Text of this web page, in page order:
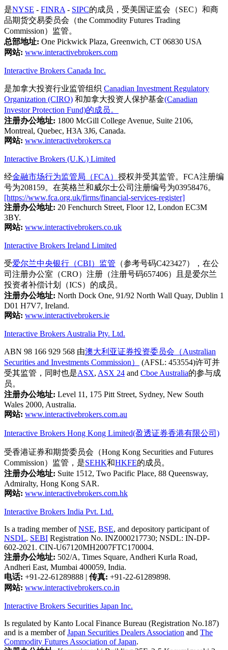
是NYSE - FINRA - SIPC的成员，受美国证监会（SEC）和商
品期货交易委员会（the Commodity Futures Trading
Commission）监管。
总部地址: One Pickwick Plaza, Greenwich, CT 06830 USA
网站: www.interactivebrokers.com
Interactive Brokers Canada Inc.
是加拿大投资行业监管组织 Canadian Investment Regulatory
Organization (CIRO) 和加拿大投资人保护基金(Canadian
Investor Protection Fund)的成员。
注册办公地址: 1800 McGill College Avenue, Suite 2106,
Montreal, Quebec, H3A 3J6, Canada.
网站: www.interactivebrokers.ca
Interactive Brokers (U.K.) Limited
经金融市场行为监管局（FCA） 授权并受其监管。FCA注册编
号为208159。在英格兰和威尔士公司注册编号为03958476。
[https://www.fca.org.uk/firms/financial-services-register]
注册办公地址: 20 Fenchurch Street, Floor 12, London EC3M
3BY.
网站: www.interactivebrokers.co.uk
Interactive Brokers Ireland Limited
受爱尔兰中央银行（CBI）监管 （参考号码C423427），在公
司注册办公室（CRO）注册（注册号码657406）且是爱尔兰
投资者补偿计划（ICS）的成员。
注册办公地址: North Dock One, 91/92 North Wall Quay, Dublin 1
D01 H7V7, Ireland.
网站: www.interactivebrokers.ie
Interactive Brokers Australia Pty. Ltd.
ABN 98 166 929 568 由澳大利亚证券投资委员会（Australian
Securities and Investments Commission）
(AFSL: 453554)许可并
受其监管，同时也是ASX, ASX 24 and Cboe Australia的参与成
员。
注册办公地址: Level 11, 175 Pitt Street, Sydney, New South
Wales 2000, Australia.
网站: www.interactivebrokers.com.au
Interactive Brokers Hong Kong Limited(盈透证券香港有限公司)
受香港证券和期货委员会（Hong Kong Securities and Futures
Commission）监管，是SEHK和HKFE的成员。
注册办公地址: Suite 1512, Two Pacific Place, 88 Queensway,
Admiralty, Hong Kong SAR.
网站: www.interactivebrokers.com.hk
Interactive Brokers India Pvt. Ltd.
Is a trading member ofNSE, BSE, and depository participant of
NSDL. SEBI Registration No. INZ000217730; NSDL: IN-DP-
602-2021. CIN-U67120MH2007FTC170004.
注册办公地址: 502/A, Times Square, Andheri Kurla Road,
Andheri East, Mumbai 400059, India.
电话: +91-22-61289888 | 传真: +91-22-61289898.
网站: www.interactivebrokers.co.in
Interactive Brokers Securities Japan Inc.
Is regulated by Kanto Local Finance Bureau (Registration No.187)
and is a member ofJapan Securities Dealers Association and The
Commodity Futures Association of Japan.